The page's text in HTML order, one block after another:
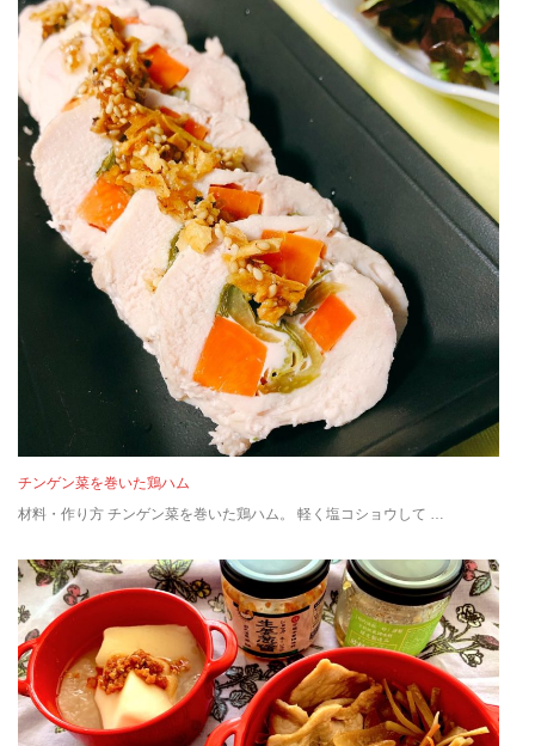
チンゲン菜を巻いた鶏ハム
材料・作り方 チンゲン菜を巻いた鶏ハム。 軽く塩コショウして …